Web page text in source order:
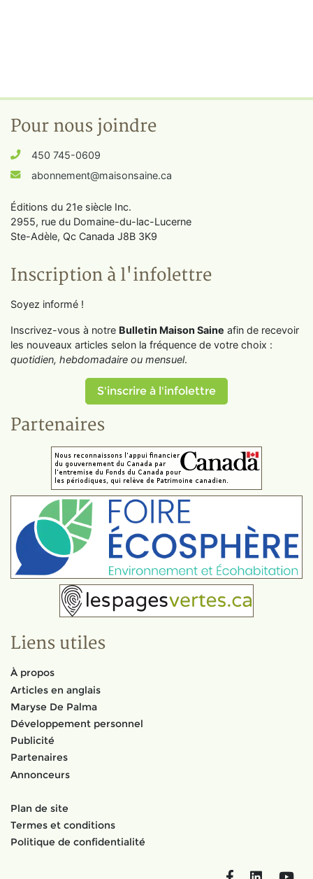
Pour nous joindre
450 745-0609
abonnement@maisonsaine.ca
Éditions du 21e siècle Inc.
2955, rue du Domaine-du-lac-Lucerne
Ste-Adèle, Qc Canada J8B 3K9
Inscription à l'infolettre
Soyez informé !
Inscrivez-vous à notre Bulletin Maison Saine afin de recevoir
les nouveaux articles selon la fréquence de votre choix :
quotidien, hebdomadaire ou mensuel.
S'inscrire à l'infolettre
Partenaires
Liens utiles
À propos
Articles en anglais
Maryse De Palma
Développement personnel
Publicité
Partenaires
Annonceurs
Plan de site
Termes et conditions
Politique de confidentialité